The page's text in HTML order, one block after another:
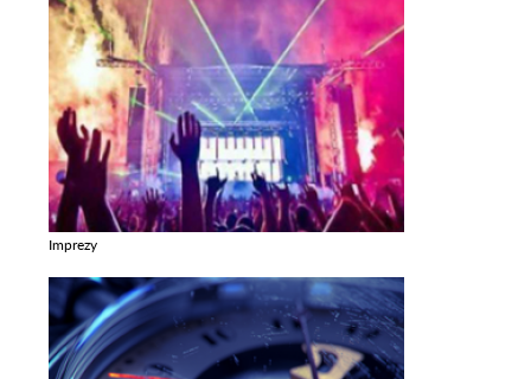
Imprezy